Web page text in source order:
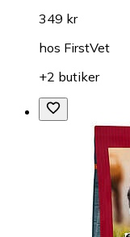
349 kr
hos FirstVet
+2 butiker